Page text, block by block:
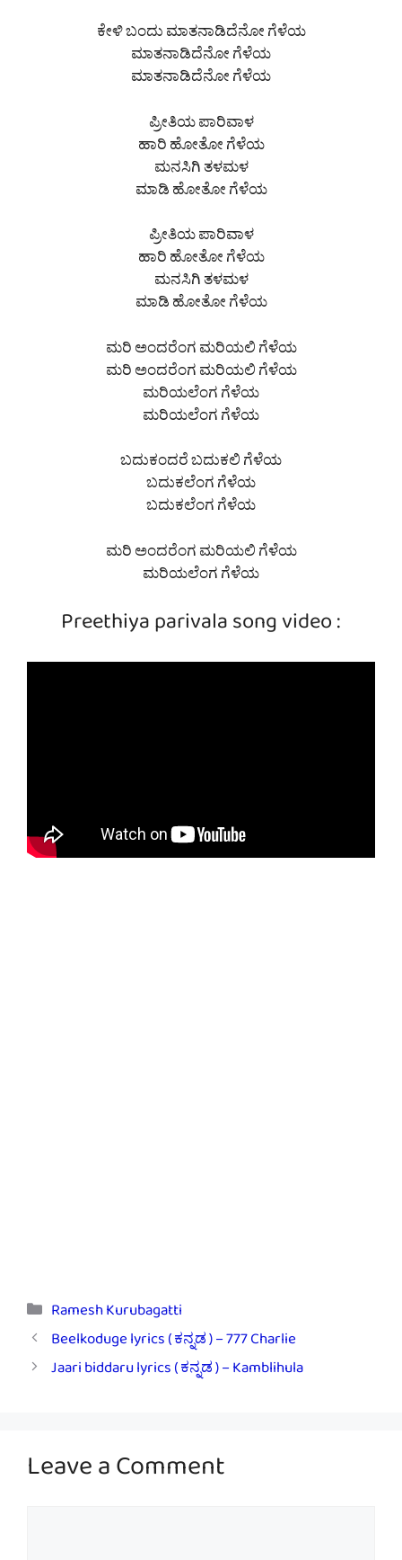
ಕೇಳಿ ಬಂದು ಮಾತನಾಡಿದೆನೋ ಗೆಳೆಯ
ಮಾತನಾಡಿದೆನೋ ಗೆಳೆಯ
ಮಾತನಾಡಿದೆನೋ ಗೆಳೆಯ
ಪ್ರೀತಿಯ ಪಾರಿವಾಳ
ಹಾರಿ ಹೋತೋ ಗೆಳೆಯ
ಮನಸಿಗಿ ತಳಮಳ
ಮಾಡಿ ಹೋತೋ ಗೆಳೆಯ
ಪ್ರೀತಿಯ ಪಾರಿವಾಳ
ಹಾರಿ ಹೋತೋ ಗೆಳೆಯ
ಮನಸಿಗಿ ತಳಮಳ
ಮಾಡಿ ಹೋತೋ ಗೆಳೆಯ
ಮರಿ ಅಂದರೆಂಗ ಮರಿಯಲಿ ಗೆಳೆಯ
ಮರಿ ಅಂದರೆಂಗ ಮರಿಯಲಿ ಗೆಳೆಯ
ಮರಿಯಲೆಂಗ ಗೆಳೆಯ
ಮರಿಯಲೆಂಗ ಗೆಳೆಯ
ಬದುಕಂದರೆ ಬದುಕಲಿ ಗೆಳೆಯ
ಬದುಕಲೆಂಗ ಗೆಳೆಯ
ಬದುಕಲೆಂಗ ಗೆಳೆಯ
ಮರಿ ಅಂದರೆಂಗ ಮರಿಯಲಿ ಗೆಳೆಯ
ಮರಿಯಲೆಂಗ ಗೆಳೆಯ
Preethiya parivala song video :
Categories
Ramesh Kurubagatti
Beelkoduge lyrics ( ಕನ್ನಡ ) – 777 Charlie
Jaari biddaru lyrics ( ಕನ್ನಡ ) – Kamblihula
Leave a Comment